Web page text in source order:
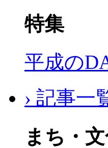
特集
平成の
› 記事一
まち・